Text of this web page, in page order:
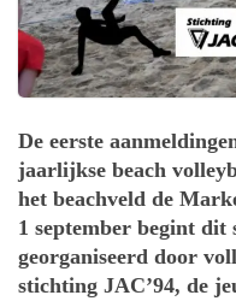
De eerste
jaarlijkse beach
het beachveld de
1 september begint
georganiseerd door
stichting JAC’94, de